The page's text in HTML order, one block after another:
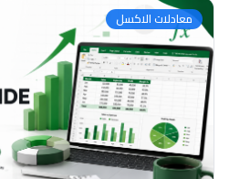
معادلات الاكسل